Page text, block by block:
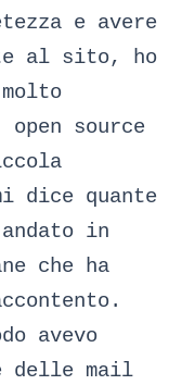
e avere
al sito, ho
open source
dice quante
in
che ha
avevo
delle mail